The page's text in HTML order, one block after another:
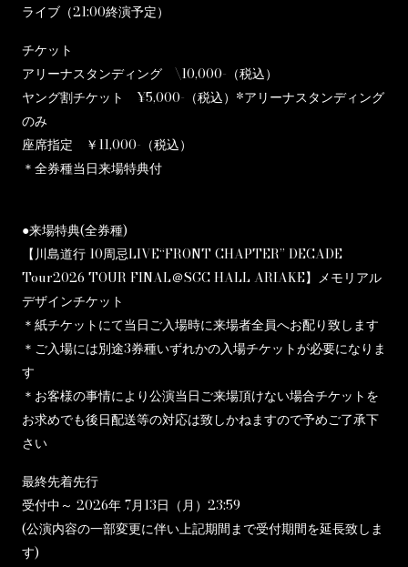
ライブ（21:00終演予定）
チケット
アリーナスタンディング \10,000-（税込）
ヤング割チケット ¥5,000-（税込）*アリーナスタンディング
のみ
座席指定 ￥11,000-（税込）
＊全券種当日来場特典付
●来場特典(全券種)
【川島道行 10周忌LIVE“FRONT CHAPTER” DECADE
Tour2026 TOUR FINAL＠SGC HALL ARIAKE】メモリアル
デザインチケット
＊紙チケットにて当日ご入場時に来場者全員へお配り致します
＊ご入場には別途3券種いずれかの入場チケットが必要になりま
す
＊お客様の事情により公演当日ご来場頂けない場合チケットを
お求めでも後日配送等の対応は致しかねますので予めご了承下
さい
最終先着先行
受付中～ 2026年 7月13日（月）23:59
(公演内容の一部変更に伴い上記期間まで受付期間を延長致しま
す)